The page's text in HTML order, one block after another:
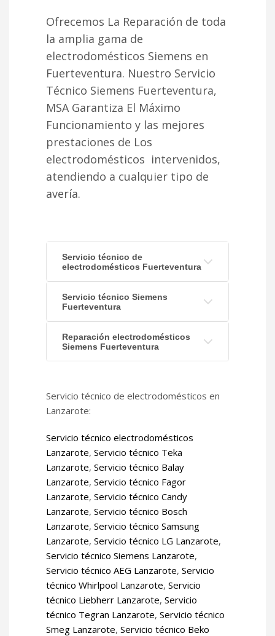
Ofrecemos La Reparación de toda
la amplia gama de
electrodomésticos Siemens en
Fuerteventura. Nuestro Servicio
Técnico Siemens Fuerteventura,
MSA Garantiza El Máximo
Funcionamiento y las mejores
prestaciones de Los
electrodomésticos intervenidos,
atendiendo a cualquier tipo de
avería.
Servicio técnico de
electrodomésticos Fuerteventura
Servicio técnico Siemens
Fuerteventura
Reparación electrodomésticos
Siemens Fuerteventura
Servicio técnico de electrodomésticos en
Lanzarote:
Servicio técnico electrodomésticos
Lanzarote, Servicio técnico Teka
Lanzarote, Servicio técnico Balay
Lanzarote, Servicio técnico Fagor
Lanzarote, Servicio técnico Candy
Lanzarote, Servicio técnico Bosch
Lanzarote, Servicio técnico Samsung
Lanzarote, Servicio técnico LG Lanzarote,
Servicio técnico Siemens Lanzarote,
Servicio técnico AEG Lanzarote, Servicio
técnico Whirlpool Lanzarote, Servicio
técnico Liebherr Lanzarote, Servicio
técnico Tegran Lanzarote, Servicio técnico
Smeg Lanzarote, Servicio técnico Beko